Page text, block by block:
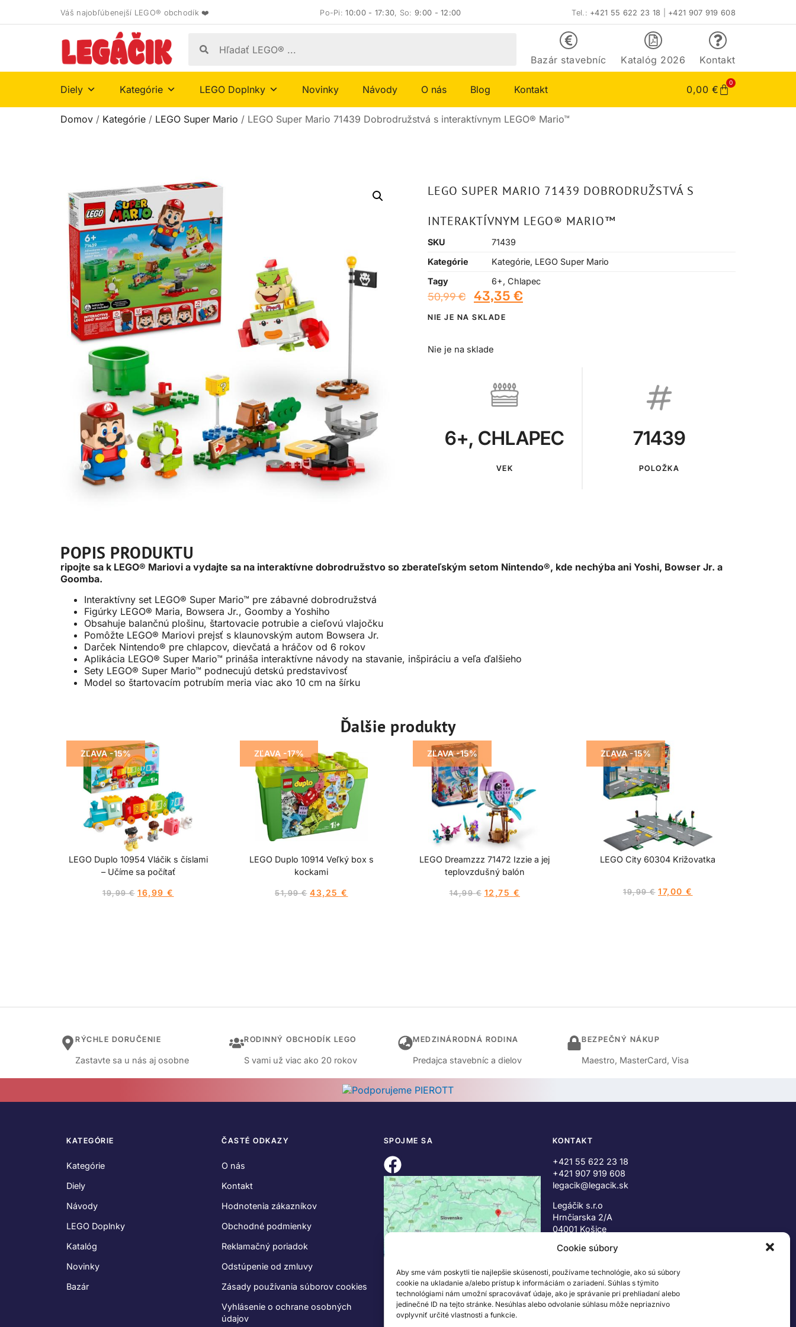
Cookie súbory
Aby sme vám poskytli tie najlepšie skúsenosti, používame technológie, ako sú súbory
cookie na ukladanie a/alebo prístup k informáciám o zariadení. Súhlas s týmito
technológiami nám umožní spracovávať údaje, ako je správanie pri prehliadaní alebo
jedinečné ID na tejto stránke. Nesúhlas alebo odvolanie súhlasu môže nepriaznivo
ovplyvniť určité vlastnosti a funkcie.
Váš najobľúbenejší LEGO® obchodík ❤️ Po-Pi:10:00 - 17:30, So:9:00 - 12:00 Tel.: +421 55 622 23 18 +421 907 919 608
Bazár stavebníc Katalóg 2026 Kontakt
Diely Kategórie LEGO Doplnky Novinky Návody O nás Blog Kontakt 0,00 €
0
Domov / Kategórie / LEGO Super Mario / LEGO Super Mario 71439 Dobrodružstvá s interaktívnym LEGO® Mario™
LEGO SUPER MARIO 71439 DOBRODRUŽSTVÁ S
INTERAKTÍVNYM LEGO® MARIO™
SKU
71439
Kategórie
Kategórie, LEGO Super Mario
Tagy
6+, Chlapec
50,99€ 43,35 €
NIE JE NA SKLADE
Nie je na sklade
6+, CHLAPEC
VEK
71439
POLOŽKA
POPIS PRODUKTU
ripojte sa k LEGO® Mariovi a vydajte sa na interaktívne dobrodružstvo so zberateľským setom Nintendo®, kde nechýba ani Yoshi, Bowser Jr. a
Goomba.
Interaktívny set LEGO® Super Mario™ pre zábavné dobrodružstvá
Figúrky LEGO® Maria, Bowsera Jr., Goomby a Yoshiho
Obsahuje balančnú plošinu, štartovacie potrubie a cieľovú vlajočku
Pomôžte LEGO® Mariovi prejsť s klaunovským autom Bowsera Jr.
Darček Nintendo® pre chlapcov, dievčatá a hráčov od 6 rokov
Aplikácia LEGO® Super Mario™ prináša interaktívne návody na stavanie, inšpiráciu a veľa ďalšieho
Sety LEGO® Super Mario™ podnecujú detskú predstavivosť
Model so štartovacím potrubím meria viac ako 10 cm na šírku
Ďalšie produkty
ZĽAVA -15%
LEGO Duplo 10954 Vláčik s číslami
– Učíme sa počítať
19,99€ 16,99 €
ZĽAVA -17%
LEGO Duplo 10914 Veľký box s
kockami
51,99€ 43,25 €
ZĽAVA -15%
LEGO Dreamzzz 71472 Izzie a jej
teplovzdušný balón
14,99€ 12,75 €
ZĽAVA -15%
LEGO City 60304 Križovatka
19,99€ 17,00 €
RÝCHLE DORUČENIE
Zastavte sa u nás aj osobne
RODINNÝ OBCHODÍK LEGO
S vami už viac ako 20 rokov
MEDZINÁRODNÁ RODINA
Predajca stavebníc a dielov
BEZPEČNÝ NÁKUP
Maestro, MasterCard, Visa
KATEGÓRIE
Kategórie
Diely
Návody
LEGO Doplnky
Katalóg
Novinky
Bazár
ČASTÉ ODKAZY
O nás
Kontakt
Hodnotenia zákazníkov
Obchodné podmienky
Reklamačný poriadok
Odstúpenie od zmluvy
Zásady používania súborov cookies
Vyhlásenie o ochrane osobných
údajov
SPOJME SA KONTAKT
+421 55 622 23 18
+421 907 919 608
legacik@legacik.sk
Legáčik s.r.o
Hrnčiarska 2/A
04001 Košice
IČ DPH: SK2023978330